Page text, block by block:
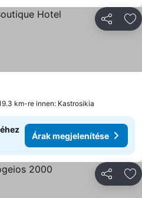
megjelenítése
km-re innen: Kastrosikia
Árak megjelenítése